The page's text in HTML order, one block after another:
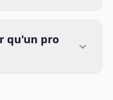
qu'un pro